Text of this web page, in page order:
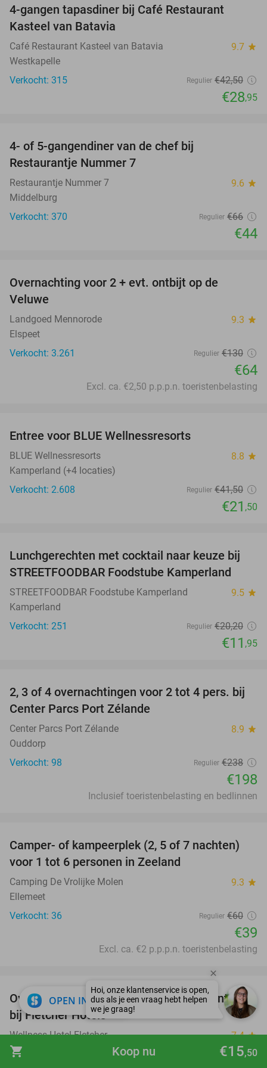
shopping_cart €15,50
Koop nu
4-gangen tapasdiner bij Café Restaurant
Kasteel van Batavia
Café Restaurant Kasteel van Batavia 9.7 star
Westkapelle
Verkocht: 315
Regulier €42,50
€28,95
4- of 5-gangendiner van de chef bij
Restaurantje Nummer 7
Restaurantje Nummer 7 9.6 star
Middelburg
Verkocht: 370
Regulier €66
€44
Overnachting voor 2 + evt. ontbijt op de
Veluwe
Landgoed Mennorode 9.3 star
Elspeet
Verkocht: 3.261
Regulier €130
€64
Excl. ca. €2,50 p.p.p.n. toeristenbelasting
Entree voor BLUE Wellnessresorts
BLUE Wellnessresorts 8.8 star
Kamperland (+4 locaties)
Verkocht: 2.608
Regulier €41,50
€21 ,50
41%
Lunchgerechten met cocktail naar keuze bij
STREETFOODBAR Foodstube Kamperland
STREETFOODBAR Foodstube Kamperland 9.5 star
Kamperland
Verkocht: 251
Regulier €20,20
€11 ,95
17%
2, 3 of 4 overnachtingen voor 2 tot 4 pers. bij
Center Parcs Port Zélande
Center Parcs Port Zélande 8.9 star
Ouddorp
Verkocht: 98
Regulier €238
€198
Inclusief toeristenbelasting en bedlinnen
35%
Camper- of kampeerplek (2, 5 of 7 nachten)
voor 1 tot 6 personen in Zeeland
Camping De Vrolijke Molen 9.3 star
Ellemeet
Verkocht: 36
Regulier €60
€39
Excl. ca. €2 p.p.p.n. toeristenbelasting
55%
Overnachting voor 2 + wellness + evt. ontbijt
bij Fletcher Hotels
Wellness-Hotel Fletcher 7.4star
Kamperland (+9 locaties)
OPEN IN APP close